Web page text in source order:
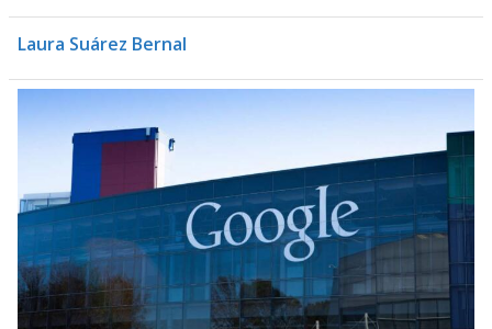
Laura Suárez Bernal